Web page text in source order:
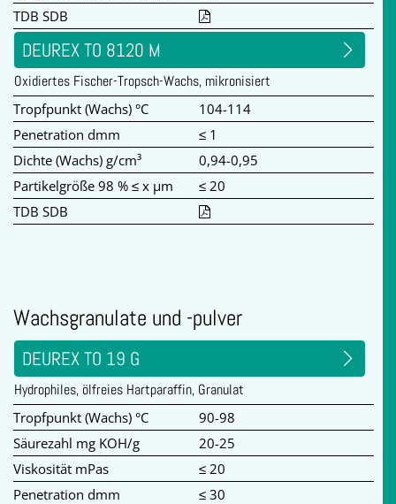
TDB SDB
DEUREX TO 8120 M
Oxidiertes Fischer-Tropsch-Wachs, mikronisiert
Tropfpunkt (Wachs) °C
104-114
Penetration dmm
≤ 1
Dichte (Wachs) g/cm³
0,94-0,95
Partikelgröße 98 % ≤ x µm
≤ 20
TDB SDB
Wachsgranulate und -pulver
DEUREX TO 19 G
Hydrophiles, ölfreies Hartparaffin, Granulat
Tropfpunkt (Wachs) °C
90-98
Säurezahl mg KOH/g
20-25
Viskosität mPas
≤ 20
Penetration dmm
≤ 30